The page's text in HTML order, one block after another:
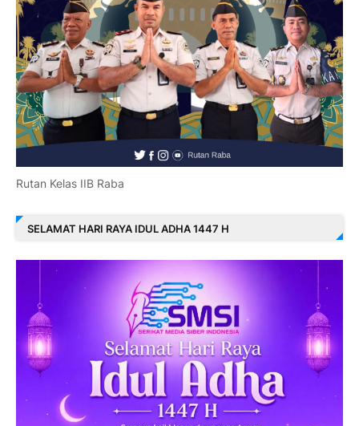
Rutan Kelas IIB Raba
SELAMAT HARI RAYA IDUL ADHA 1447 H